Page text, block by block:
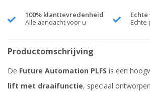
100% klanttevredenheid
Alle aandacht voor u Echte
Productomschrijving
De Future Automation PLFS is een
lift met draaifunctie, speciaal